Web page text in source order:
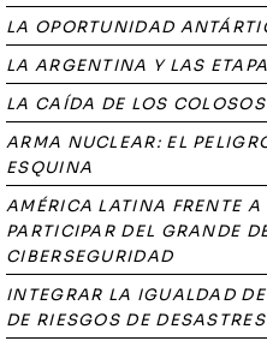
LA OPORTUNIDAD
LA ARGENTINA Y LAS
LA CAÍDA DE LOS COLOSOS
ARMA NUCLEAR: EL
ESQUINA
AMÉRICA LATINA FRENTE
PARTICIPAR DEL GRANDE
CIBERSEGURIDAD
INTEGRAR LA IGUALDAD
DE RIESGOS DE DESASTRES